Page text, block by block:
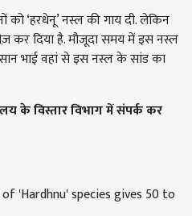
को ‘हरधेनू’ नस्ल की गाय दी. लेकिन
कर दिया है. मौजूदा समय में इस नस्ल
भाई वहां से इस नस्ल के सांड का
के विस्तार विभाग में संपर्क कर
'Hardhnu' species gives 50 to